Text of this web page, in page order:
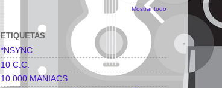
Mostrar todo
ETIQUETAS
*NSYNC
10 C.C.
10.000 MANIACS